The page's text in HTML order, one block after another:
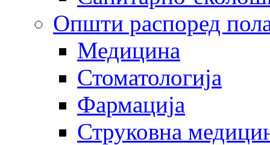
Општи распоред
Медицина
Стоматологија
Фармација
Струковна